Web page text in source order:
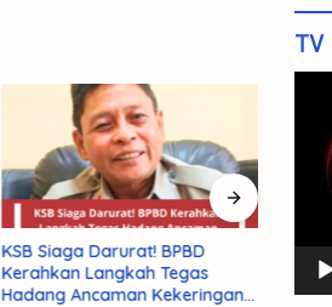
KSB Siaga Darurat! BPBD
Kerahkan Langkah Tegas
Hadang Ancaman Kekeringan
TV